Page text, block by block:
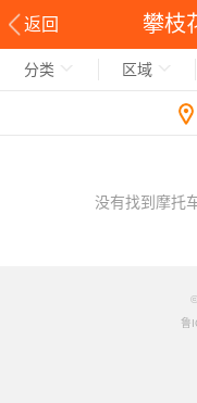
返回 攀枝
分类 区域
没有找到摩托
鲁